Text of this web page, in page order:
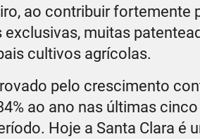
ao contribuir fortemente
muitas
cultivos agrícolas.
pelo crescimento
ao ano nas últimas
Hoje a Santa Clara é